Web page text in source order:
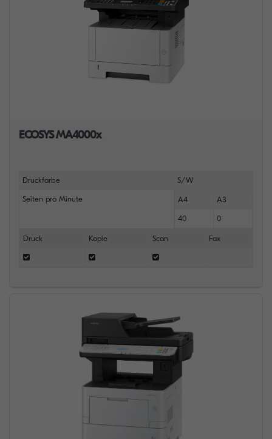
ECOSYS MA4000x
Druckfarbe S/W
Seiten pro Minute A4 A3
40 0
Druck Kopie Scan Fax